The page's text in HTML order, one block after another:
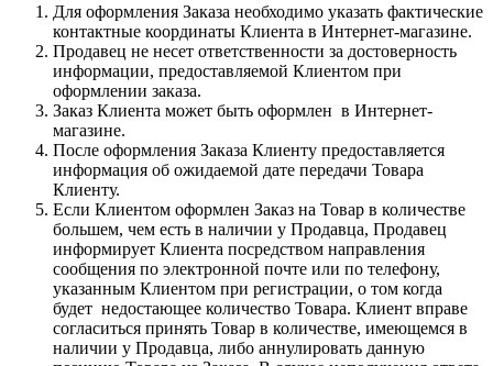
Для оформления Заказа необходимо указать фактические
контактные координаты Клиента в Интернет-магазине.
Продавец не несет ответственности за достоверность
информации, предоставляемой Клиентом при
оформлении заказа.
Заказ Клиента может быть оформлен в Интернет-
магазине.
После оформления Заказа Клиенту предоставляется
информация об ожидаемой дате передачи Товара
Клиенту.
Если Клиентом оформлен Заказ на Товар в количестве
большем, чем есть в наличии у Продавца, Продавец
информирует Клиента посредством направления
сообщения по электронной почте или по телефону,
указанным Клиентом при регистрации, о том когда
будет недостающее количество Товара. Клиент вправе
согласиться принять Товар в количестве, имеющемся в
наличии у Продавца, либо аннулировать данную